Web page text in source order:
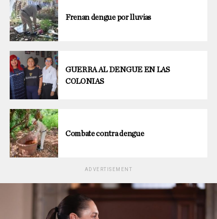
Frenan dengue por lluvias
GUERRA AL DENGUE EN LAS
COLONIAS
Combate contra dengue
ADVERTISEMENT